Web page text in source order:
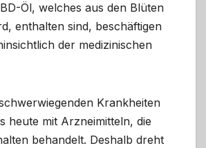
Öl, welches aus den Blüten
enthalten sind, beschäftigen
der medizinischen
Krankheiten
heute mit Arzneimitteln, die
behandelt. Deshalb dreht